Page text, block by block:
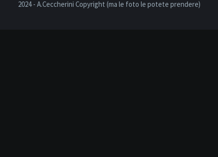
2024 - A.Ceccherini Copyright (ma le foto le potete prendere)